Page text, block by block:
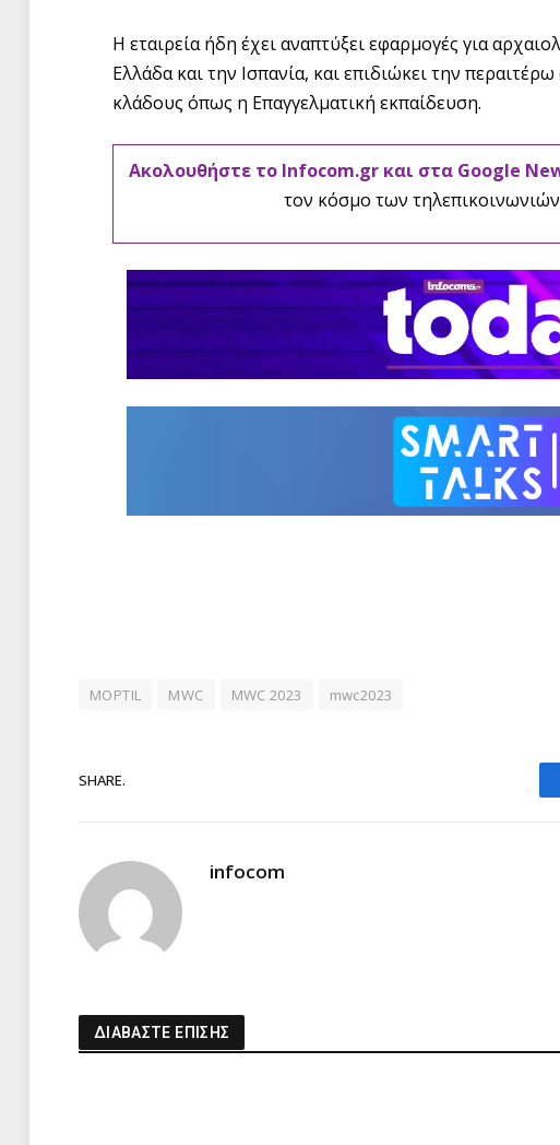
Η εταιρεία ήδη έχει αναπτύξει εφαρμογές για
Ελλάδα και την Ισπανία, και επιδιώκει την
κλάδους όπως η Επαγγελματική εκπαίδευση.
Ακολουθήστε το Infocom.gr και στα Google
τον κόσμο των τηλεπικοινωνιών
MOPTIL MWC MWC 2023 mwc2023
SHARE.
infocom
ΔΙΑΒΑΣΤΕ ΕΠΙΣΗΣ